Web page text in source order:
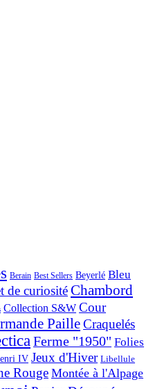
Berain Best Sellers Beyerlé Bleu
de curiositéChambord
Collection S&W Cour
PailleCraquelés
Ferme "1950" Folies
IV Jeux d'Hiver Libellule
RougeMontée à l'Alpage